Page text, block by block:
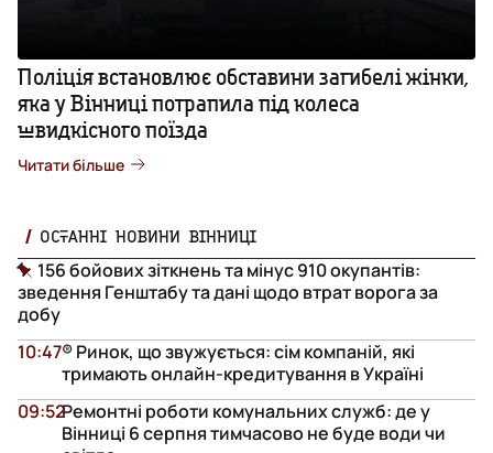
Поліція встановлює обставини загибелі жінки,
яка у Вінниці потрапила під колеса
швидкісного поїзда
Читати більше
ОСТАННІ НОВИНИ ВІННИЦІ
156 бойових зіткнень та мінус 910 окупантів:
зведення Генштабу та дані щодо втрат ворога за
добу
® Ринок, що звужується: сім компаній, які
тримають онлайн-кредитування в Україні
10:47
Ремонтні роботи комунальних служб: де у
Вінниці 6 серпня тимчасово не буде води чи
09:52